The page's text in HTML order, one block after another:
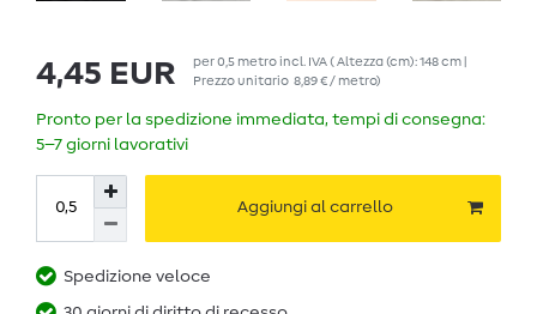
4,45 EUR per0,5 metroincl. IVA( Altezza (cm): 148 cm |
Prezzo unitario 8,89 € / metro)
Pronto per la spedizione immediata, tempi di consegna:
5–7 giorni lavorativi
Aggiungi al carrello
Spedizione veloce